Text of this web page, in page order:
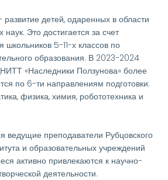
детей, одаренных в области
Это достигается за счет
школьников 5-11-х классов по
образования. В 2023-2024
«Наследники Ползунова» более
по 6-ти направлениям подготовки:
физика, химия, робототехника и
ведущие преподаватели Рубцовского
и образовательных учреждений
активно привлекаются к научно-
деятельности.